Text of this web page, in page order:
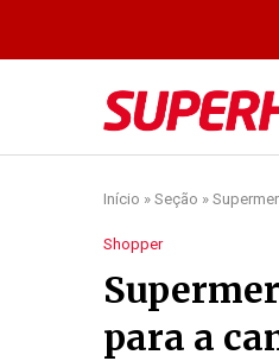
Início » Seção »
Shopper
para a